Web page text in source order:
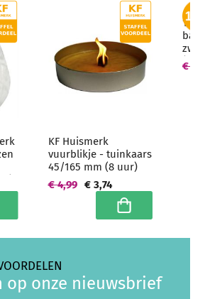
KF Huismerk
vuurblikje - tuinkaars
45/165 mm (8 uur)
€ 3,74
€ 4,99
In winkelwagen
12
(7
€
op onze nieuwsbrief